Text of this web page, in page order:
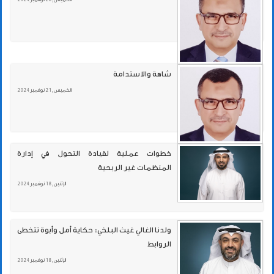
شاهة والاستدامة
الخميس , 21 نوفمبر 2024
خطوات عملية لقيادة التحول في إدارة
المنظمات غير الربحية
الإثنين , 18 نوفمبر 2024
ولدنا الغالي غيث البلخي: حكاية أمل وأبوة تتخطى
الروابط
الإثنين , 18 نوفمبر 2024